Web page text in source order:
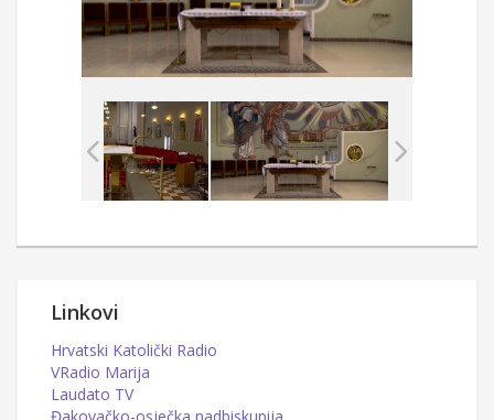
Linkovi
Hrvatski Katolički Radio
VRadio Marija
Laudato TV
Đakovačko-osječka nadbiskupija